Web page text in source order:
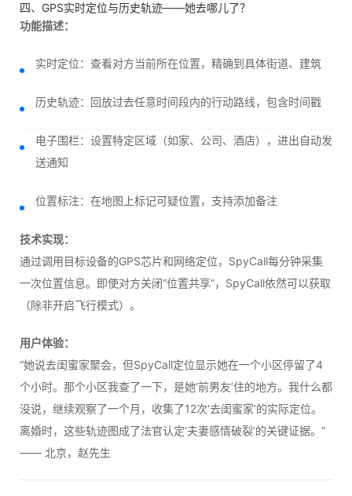
四、GPS实时定位与历史轨迹——她去哪儿了？
功能描述：
实时定位：查看对方当前所在位置，精确到具体街道、建筑
历史轨迹：回放过去任意时间段内的行动路线，包含时间戳
电子围栏：设置特定区域（如家、公司、酒店），进出自动发
送通知
位置标注：在地图上标记可疑位置，支持添加备注
技术实现：
通过调用目标设备的GPS芯片和网络定位，SpyCall每分钟采集
一次位置信息。即使对方关闭“位置共享”，SpyCall依然可以获取
（除非开启飞行模式）。
用户体验：
“她说去闺蜜家聚会，但SpyCall定位显示她在一个小区停留了4
个小时。那个小区我查了一下，是她‘前男友’住的地方。我什么都
没说，继续观察了一个月，收集了12次‘去闺蜜家’的实际定位。
离婚时，这些轨迹图成了法官认定‘夫妻感情破裂’的关键证据。”
—— 北京，赵先生